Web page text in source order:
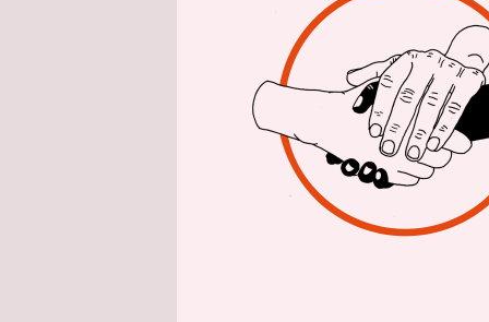
viele
kann
„Bislang
Möller,
ist eine
grünen